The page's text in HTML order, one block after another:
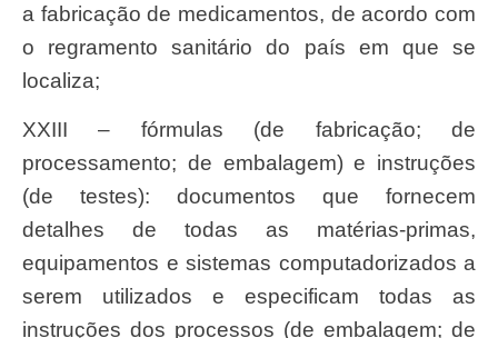
a fabricação de medicamentos, de acordo com
o regramento sanitário do país em que se
localiza;
XXIII – fórmulas (de fabricação; de
processamento; de embalagem) e instruções
(de testes): documentos que fornecem
detalhes de todas as matérias-primas,
equipamentos e sistemas computadorizados a
serem utilizados e especificam todas as
instruções dos processos (de embalagem; de